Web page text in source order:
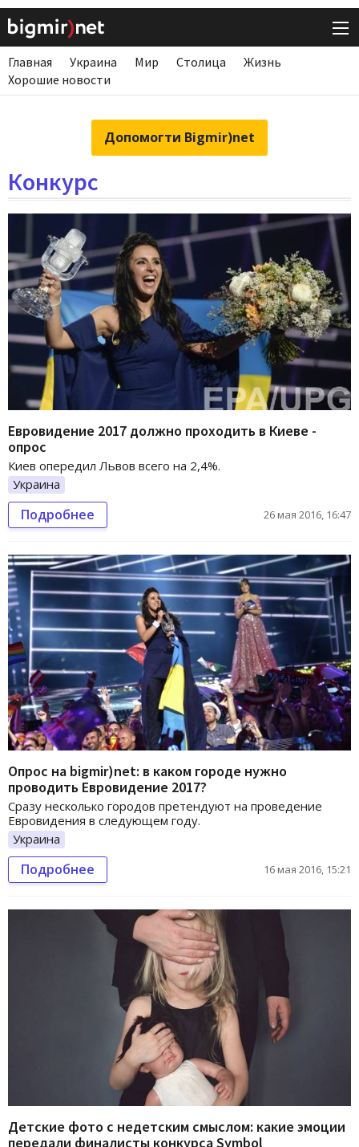
Главная Украина Мир Столица
Жизнь
Хорошие новости
Допомогти Bigmir)net
Конкурс
Евровидение 2017 должно проходить в Киеве -
опрос
Киев опередил Львов всего на 2,4%.
Украина
Подробнее 26 мая 2016, 16:47
Опрос на bigmir)net: в каком городе нужно
проводить Евровидение 2017?
Сразу несколько городов претендуют на проведение
Евровидения в следующем году.
Украина
Подробнее 16 мая 2016, 15:21
Детские фото с недетским смыслом: какие эмоции
передали финалисты конкурса Symbol